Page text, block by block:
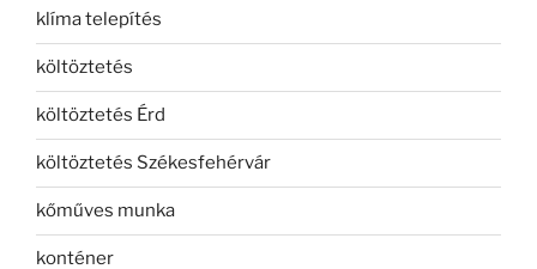
klíma telepítés
költöztetés
költöztetés Érd
költöztetés Székesfehérvár
kőműves munka
konténer